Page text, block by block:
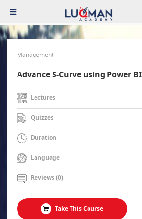
Management
Advance S-Curve using Power BI
Lectures
Quizzes
Duration
Language
Reviews (0)
Take This Course